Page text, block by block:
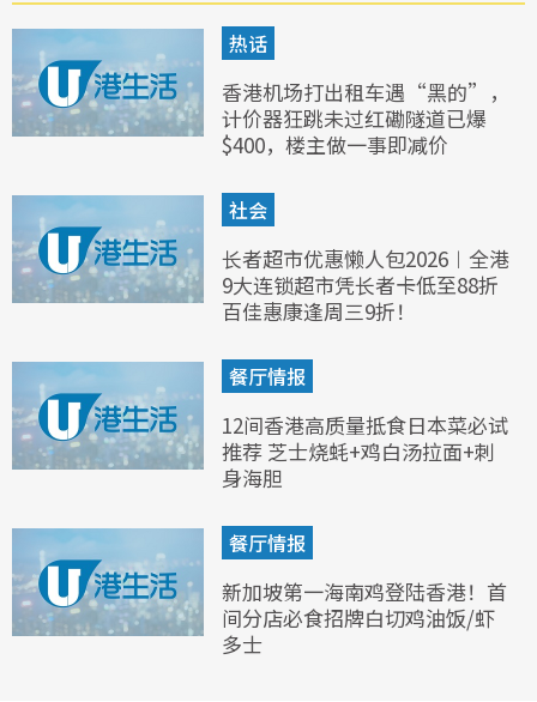
热话
香港机场打出租车遇“黑的”，
计价器狂跳未过红磡隧道已爆
$400，楼主做一事即减价
社会
长者超市优惠懒人包2026︱全港
9大连锁超市凭长者卡低至88折
百佳惠康逢周三9折！
餐厅情报
12间香港高质量抵食日本菜必试
推荐 芝士烧蚝+鸡白汤拉面+刺
身海胆
餐厅情报
新加坡第一海南鸡登陆香港！首
间分店必食招牌白切鸡油饭/虾
多士